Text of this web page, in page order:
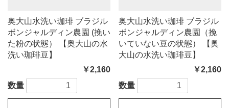
奥大山水洗い珈琲 ブラジル
ボンジャルディン農園 (挽い
た粉の状態） 【奥大山の水
洗い珈琲豆】
￥2,160
数量
奥大山水洗い珈琲 ブラジル
ボンジャルディン農園（挽
いていない豆の状態） 【奥
大山の水洗い珈琲豆】
￥2,160
数量